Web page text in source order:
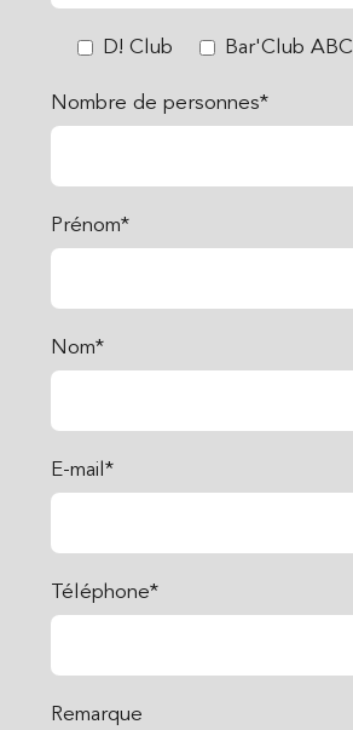
D! Club Bar'Club ABC
Nombre de personnes*
Prénom*
Nom*
E-mail*
Téléphone*
Remarque